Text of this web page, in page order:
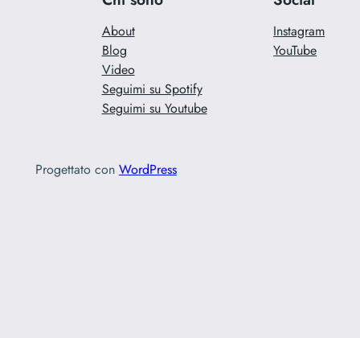
About
Blog
Video
Seguimi su Spotify
Seguimi su Youtube
Instagram
YouTube
Progettato con WordPress